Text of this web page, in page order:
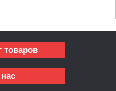
товаров